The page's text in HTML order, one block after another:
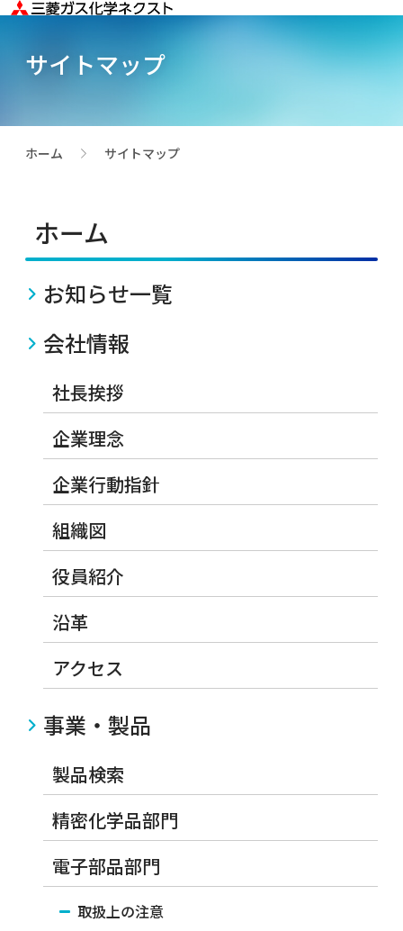
サイトマップ
ホーム サイトマップ
ホーム
お知らせ一覧
会社情報
社長挨拶
企業理念
企業行動指針
組織図
役員紹介
沿革
アクセス
事業・製品
製品検索
精密化学品部門
電子部品部門
取扱上の注意